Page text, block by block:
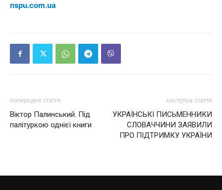
nspu.com.ua
попередня стаття
Віктор Палинський. Під
палітуркою однієї книги
наступна стаття
УКРАЇНСЬКІ ПИСЬМЕННИКИ
СЛОВАЧЧИНИ ЗАЯВИЛИ
ПРО ПІДТРИМКУ УКРАЇНИ